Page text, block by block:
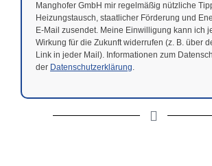
Manghofer GmbH mir regelmäßig nützliche
Heizungstausch, staatlicher Förderung und
E-Mail zusendet. Meine Einwilligung kann ich
Wirkung für die Zukunft widerrufen (z. B. über
Link in jeder Mail). Informationen zum
der Datenschutzerklärung.